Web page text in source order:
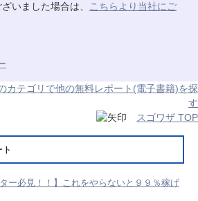
いました場合は、
こちらより当社にご
カテゴリで他の無料レポート(電子書籍)を探
す
スゴワザ TOP
ー必見！！】これをやらないと９９％稼げ